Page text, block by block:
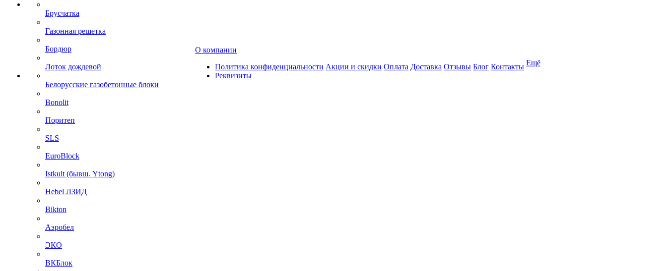
Брусчатка
Газонная решетка
Бордюр
Лоток дождевой
Белорусские газобетонные блоки
Bonolit
Поритеп
SLS
EuroBlock
Istkult (бывш. Ytong)
Hebel ЛЗИД
Bikton
Аэробел
ЭКО
ВКБлок
О компании
Политика конфиденциальности
Реквизиты
Акции и скидки Оплата Доставка Отзывы Блог Контакты Ещё